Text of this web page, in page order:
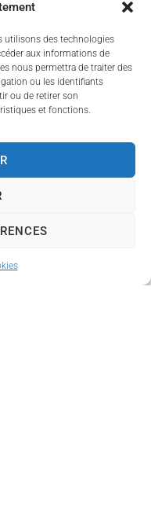
utilisons des technologies
aux informations de
nous permettra de traiter des
ou les identifiants
ou de retirer son
et fonctions.